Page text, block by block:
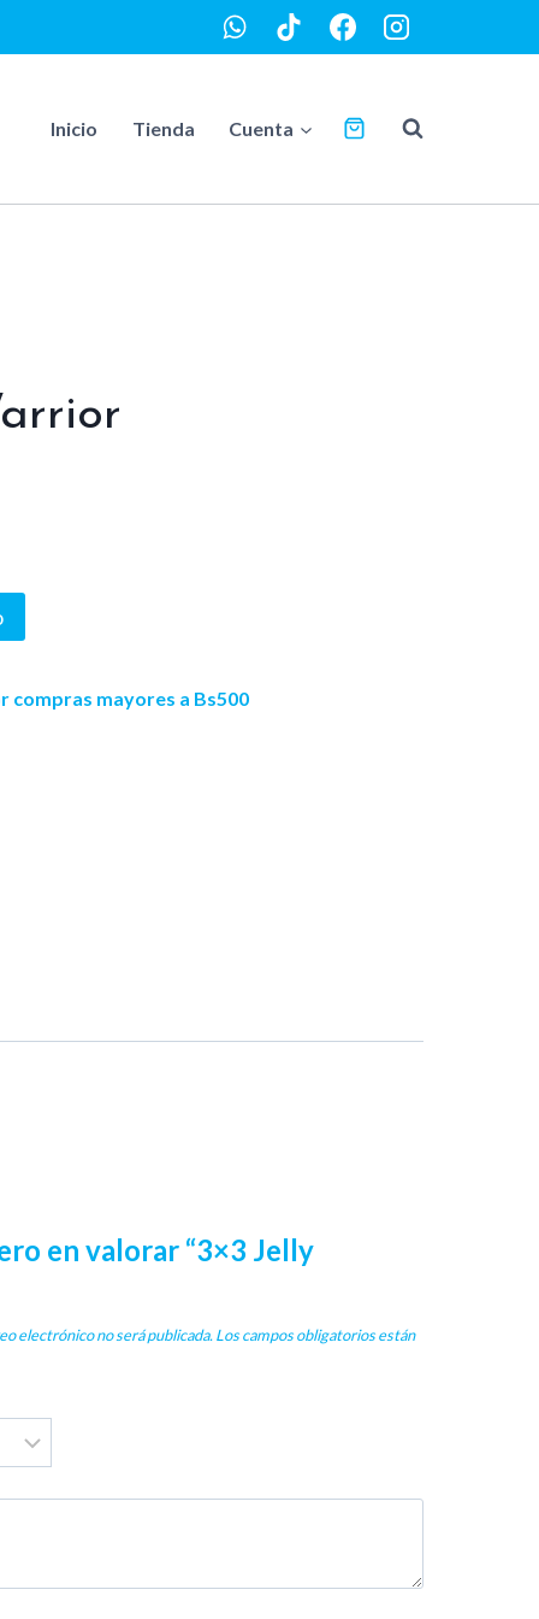
Inicio Tienda Cuenta
mayores a Bs500
en valorar “3×3 Jelly
electrónico no será publicada.Los campos obligatorios están